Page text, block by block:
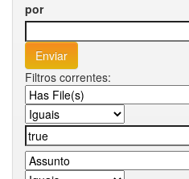
por
Filtros correntes: